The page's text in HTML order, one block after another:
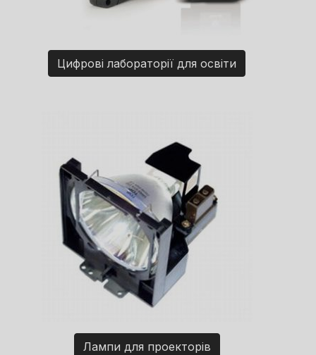
Цифрові лабораторії для освіти
Лампи для проекторів